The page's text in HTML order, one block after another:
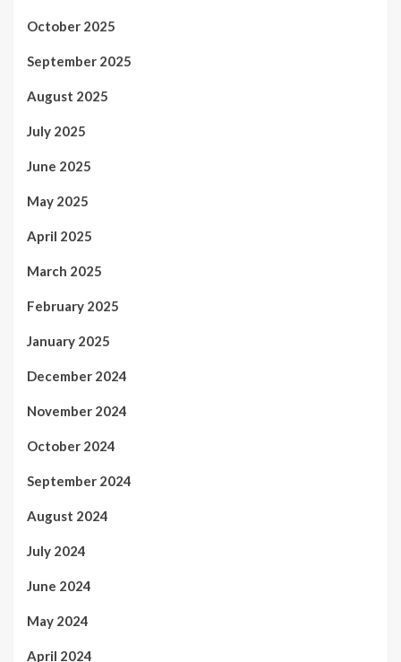
October 2025
September 2025
August 2025
July 2025
June 2025
May 2025
April 2025
March 2025
February 2025
January 2025
December 2024
November 2024
October 2024
September 2024
August 2024
July 2024
June 2024
May 2024
April 2024